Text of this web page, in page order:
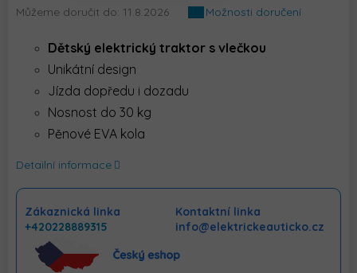
Můžeme doručit do: 11.8.2026 Možnosti doručení
Dětský elektrický traktor s vlečkou
Unikátní design
Jízda dopředu i dozadu
Nosnost do 30 kg
Pěnové EVA kola
Detailní informace
Zákaznická linka
+420228889315
Kontaktní linka
info@elektrickeauticko.cz